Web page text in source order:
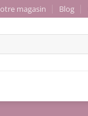
magasin Blog